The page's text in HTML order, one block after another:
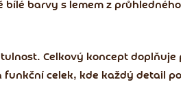
barvy s lemem z
Celkový koncept doplňuje
celek, kde každý detail